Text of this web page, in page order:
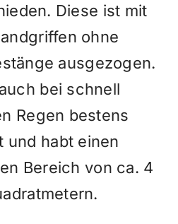
Diese ist mit
ohne
ausgezogen.
bei schnell
Regen bestens
und habt einen
Bereich von ca. 4